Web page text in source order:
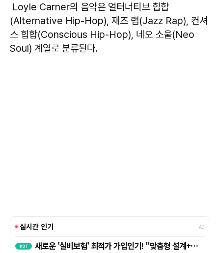
Loyle Carner의 음악은 얼터너티브 힙합
(Alternative Hip-Hop), 재즈 랩(Jazz Rap), 컨셔
스 힙합(Conscious Hip-Hop), 네오 소울(Neo
Soul) 계열로 분류된다.